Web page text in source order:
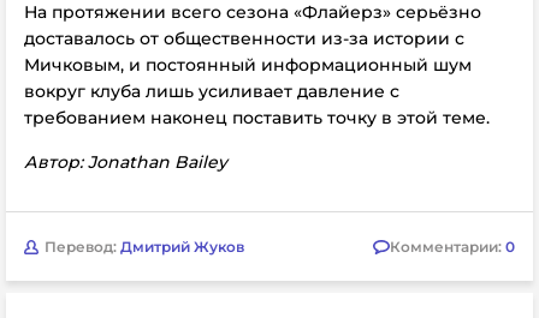
На протяжении всего сезона «Флайерз» серьёзно
доставалось от общественности из-за истории с
Мичковым, и постоянный информационный шум
вокруг клуба лишь усиливает давление с
требованием наконец поставить точку в этой теме.
Автор: Jonathan Bailey
Перевод: Дмитрий Жуков Комментарии: 0